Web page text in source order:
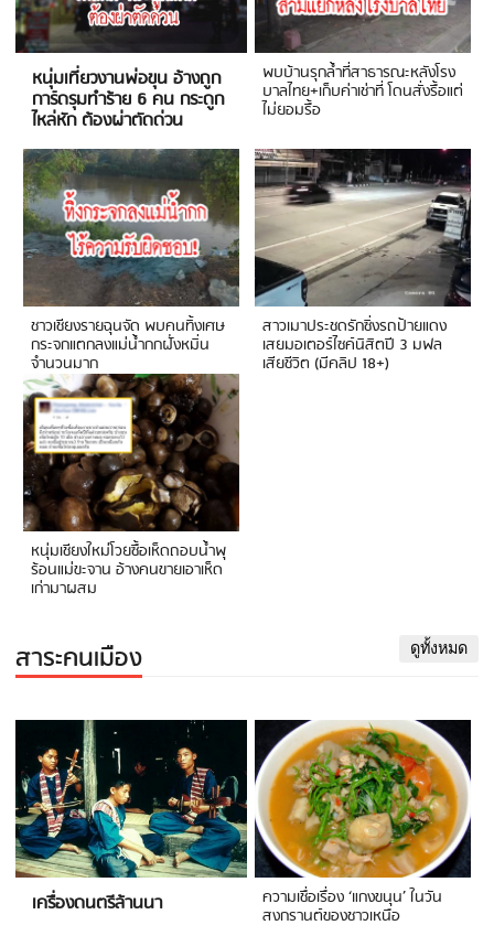
หนุ่มเที่ยวงานพ่อขุน อ้างถูก
การ์ดรุมทำร้าย 6 คน กระดูก
ไหล่หัก ต้องผ่าตัดด่วน
พบบ้านรุกล้ำที่สาธารณะหลังโรง
บาลไทย+เก็บค่าเช่าที่ โดนสั่งรื้อแต่
ไม่ยอมรื้อ
ชาวเชียงรายฉุนจัด พบคนทิ้งเศษ
กระจกแตกลงแม่น้ำกกฝั่งหมิ่น
จำนวนมาก
สาวเมาประชดรักซิ่งรถป้ายแดง
เสยมอเตอร์ไซค์นิสิตปี 3 มฟล
เสียชีวิต (มีคลิป 18+)
หนุ่มเชียงใหม่โวยซื้อเห็ดถอบน้ำพุ
ร้อนแม่ขะจาน อ้างคนขายเอาเห็ด
เก่ามาผสม
สาระคนเมือง ดูทั้งหมด
เครื่องดนตรีล้านนา ความเชื่อเรื่อง ‘แกงขนุน’ ในวัน
สงกรานต์ของชาวเหนือ